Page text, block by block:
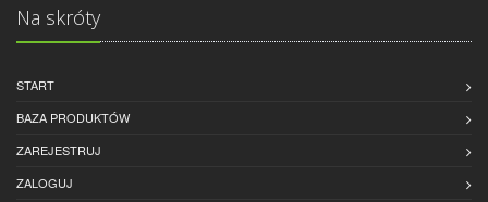
Na skróty
START
BAZA PRODUKTÓW
ZAREJESTRUJ
ZALOGUJ